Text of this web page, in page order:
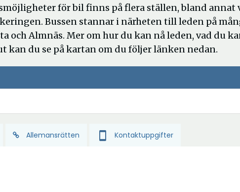
för bil finns på flera ställen, bland annat
Bussen stannar i närheten till leden på
och Almnäs. Mer om hur du kan nå leden, vad du
kan du se på kartan om du följer länken nedan.
Allemansrätten smartphone Kontaktuppgifter